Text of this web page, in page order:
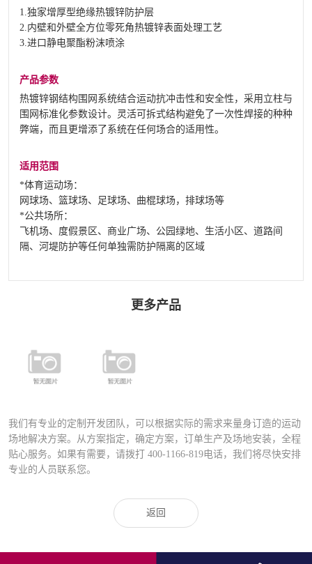
1.独家增厚型绝缘热镀锌防护层
2.内壁和外壁全方位零死角热镀锌表面处理工艺
3.进口静电聚酯粉沫喷涂
产品参数
热镀锌钢结构围网系统结合运动抗冲击性和安全性，采用立柱与
围网标准化参数设计。灵活可拆式结构避免了一次性焊接的种种
弊端，而且更增添了系统在任何场合的适用性。
适用范围
*体育运动场：
网球场、篮球场、足球场、曲棍球场，排球场等
*公共场所：
飞机场、度假景区、商业广场、公园绿地、生活小区、道路间
隔、河堤防护等任何单独需防护隔离的区域
更多产品
式片装围网
——铝合金扣
件
装组合式围网
——铝合金扣
件
我们有专业的定制开发团队，可以根据实际的需求来量身订造的运动
场地解决方案。从方案指定，确定方案，订单生产及场地安装，全程
贴心服务。如果有需要，请拨打 400-1166-819电话，我们将尽快安排
专业的人员联系您。
返回